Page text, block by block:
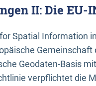
II: Die
Spatial Information
Geodaten-Basis
verpflichtet die